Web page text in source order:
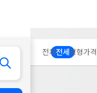
전체전세 평형가격